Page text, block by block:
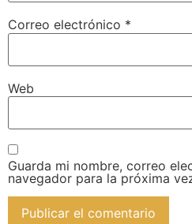
Correo electrónico *
Web
Guarda mi nombre, correo
navegador para la próxima